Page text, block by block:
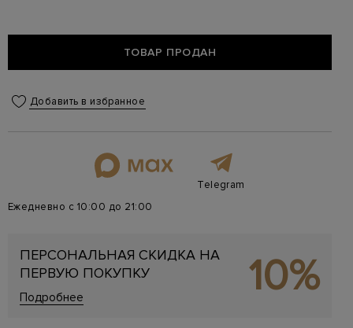
ТОВАР ПРОДАН
Добавить в избранное
Telegram
Ежедневно с 10:00 до 21:00
ПЕРСОНАЛЬНАЯ СКИДКА НА
ПЕРВУЮ ПОКУПКУ
Подробнее 10%